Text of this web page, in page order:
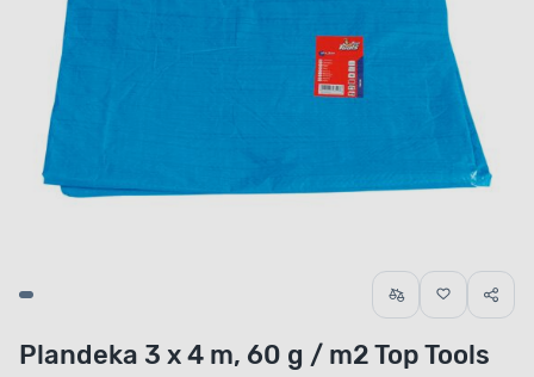
Plandeka 3 x 4 m, 60 g / m2 Top Tools